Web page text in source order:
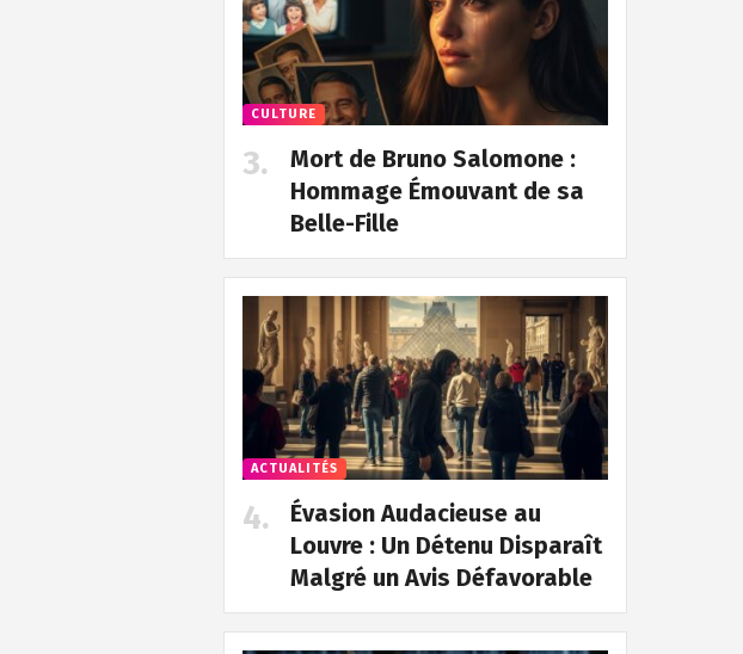
CULTURE
Mort de Bruno Salomone :
Hommage Émouvant de sa
Belle-Fille
ACTUALITÉS
Évasion Audacieuse au
Louvre : Un Détenu Disparaît
Malgré un Avis Défavorable